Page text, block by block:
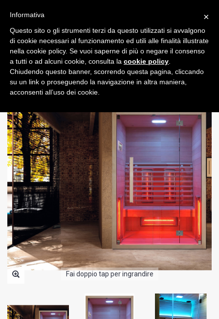
0
Fai doppio tap per ingrandire
×
Informativa
Questo sito o gli strumenti terzi da questo utilizzati si avvalgono
di cookie necessari al funzionamento ed utili alle finalità illustrate
nella cookie policy. Se vuoi saperne di più o negare il consenso
a tutti o ad alcuni cookie, consulta la cookie policy
Chiudendo questo banner, scorrendo questa pagina, cliccando
su un link o proseguendo la navigazione in altra maniera,
acconsenti all’uso dei cookie.